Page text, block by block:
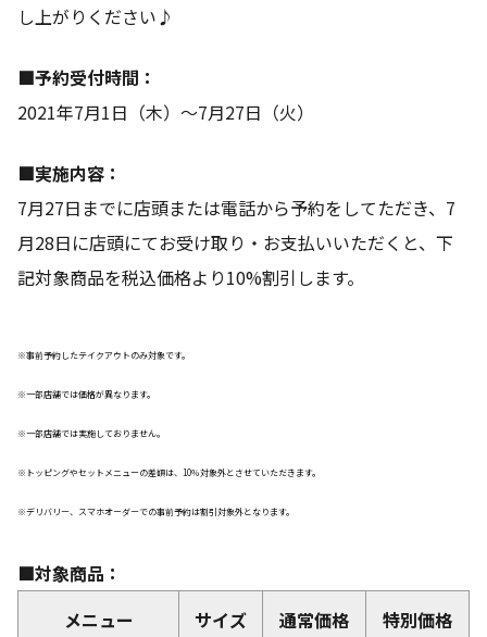
し上がりください♪
■予約受付時間：
2021年7月1日（木）～7月27日（火）
■実施内容：
7月27日までに店頭または電話から予約をしてただき、7
月28日に店頭にてお受け取り・お支払いいただくと、下
記対象商品を税込価格より10%割引します。
※事前予約したテイクアウトのみ対象です。
※一部店舗では価格が異なります。
※一部店舗では実施しておりません。
※トッピングやセットメニューの差額は、10％対象外とさせていただきます。
※デリバリー、スマホオーダーでの事前予約は割引対象外となります。
■対象商品：
メニュー
サイズ 通常価格 特別価格